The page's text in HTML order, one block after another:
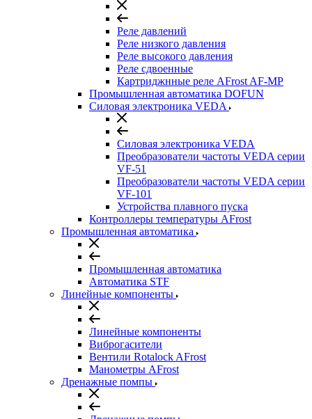
Реле давлений
Реле низкого давления
Реле высокого давления
Реле сдвоенные
Картриджнные реле AFrost AF-MP
Промышленная автоматика DOFUN
Силовая электроника VEDA
Силовая электроника VEDA
Преобразователи частоты VEDA серии
VF-51
Преобразователи частоты VEDA серии
VF-101
Устройства плавного пуска
Контроллеры температуры AFrost
Промышленная автоматика
Промышленная автоматика
Автоматика STF
Линейные компоненты
Линейные компоненты
Виброгасители
Вентили Rotalock AFrost
Манометры AFrost
Дренажные помпы